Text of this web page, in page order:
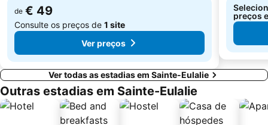
de € 49
Consulte os preços de 1 site
Ver preços
preços
Ver todas as estadias em Sainte-Eulalie
Outras estadias em Sainte-Eulalie